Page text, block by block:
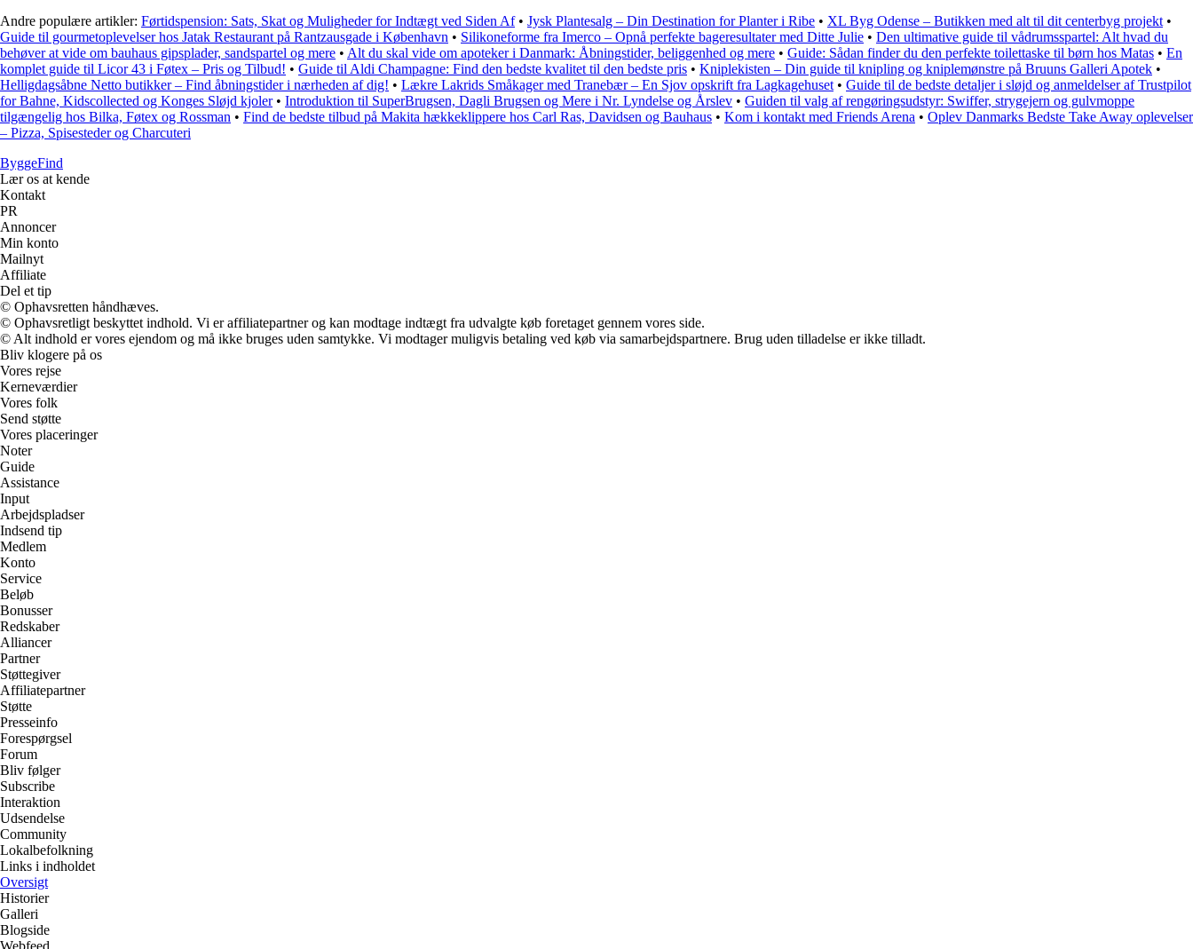
Andre populære artikler: Førtidspension: Sats, Skat og Muligheder for Indtægt ved Siden Af• Jysk Plantesalg – Din Destination for Planter i Ribe • XL Byg Odense – Butikken med alt til dit centerbyg projekt•
Guide til gourmetoplevelser hos Jatak Restaurant på Rantzausgade i København • Silikoneforme fra Imerco – Opnå perfekte bageresultater med Ditte Julie • Den ultimative guide til vådrumsspartel: Alt hvad du
behøver at vide om bauhaus gipsplader, sandspartel og mere • Alt du skal vide om apoteker i Danmark: Åbningstider, beliggenhed og mere • Guide: Sådan finder du den perfekte toilettaske til børn hos Matas • En
komplet guide til Licor 43 i Føtex – Pris og Tilbud! • Guide til Aldi Champagne: Find den bedste kvalitet til den bedste pris • Kniplekisten – Din guide til knipling og kniplemønstre på Bruuns Galleri Apotek •
Helligdagsåbne Netto butikker – Find åbningstider i nærheden af dig! • Lækre Lakrids Småkager med Tranebær – En Sjov opskrift fra Lagkagehuset• Guide til de bedste detaljer i sløjd og anmeldelser af Trustpilot
for Bahne, Kidscollected og Konges Sløjd kjoler• Introduktion til SuperBrugsen, Dagli Brugsen og Mere i Nr. Lyndelse og Årslev • Guiden til valg af rengøringsudstyr: Swiffer, strygejern og gulvmoppe
tilgængelig hos Bilka, Føtex og Rossman • Find de bedste tilbud på Makita hækkeklippere hos Carl Ras, Davidsen og Bauhaus • Kom i kontakt med Friends Arena • Oplev Danmarks Bedste Take Away oplevelser
– Pizza, Spisesteder og Charcuteri
ByggeFind
Lær os at kende
Kontakt
PR
Annoncer
Min konto
Mailnyt
Affiliate
Del et tip
© Ophavsretten håndhæves.
© Ophavsretligt beskyttet indhold. Vi er affiliatepartner og kan modtage indtægt fra udvalgte køb foretaget gennem vores side.
© Alt indhold er vores ejendom og må ikke bruges uden samtykke. Vi modtager muligvis betaling ved køb via samarbejdspartnere. Brug uden tilladelse er ikke tilladt.
Bliv klogere på os
Vores rejse
Kerneværdier
Vores folk
Send støtte
Vores placeringer
Noter
Guide
Assistance
Input
Arbejdspladser
Indsend tip
Medlem
Konto
Service
Beløb
Bonusser
Redskaber
Alliancer
Partner
Støttegiver
Affiliatepartner
Støtte
Presseinfo
Forespørgsel
Forum
Bliv følger
Subscribe
Interaktion
Udsendelse
Community
Lokalbefolkning
Links i indholdet
Oversigt
Historier
Galleri
Blogside